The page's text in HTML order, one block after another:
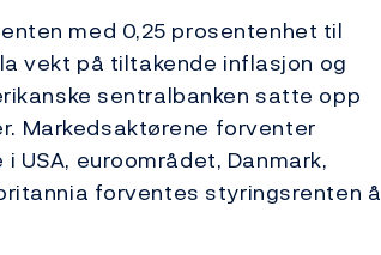
med 0,25 prosentenhet til
vekt på tiltakende inflasjon og
sentralbanken satte opp
Markedsaktørene forventer
euroområdet, Danmark,
forventes styringsrenten å